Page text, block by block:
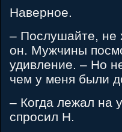
Наверное.
– Послушайте, не
он. Мужчины
удивление. – Но
чем у меня были
– Когда лежал на
спросил H.